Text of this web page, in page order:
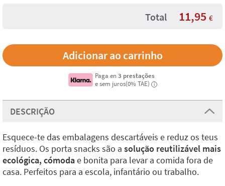
Total 11,95 €
Paga en3 prestações
e sem juros(0% TAE)
i
DESCRIÇÃO
Esquece-te das embalagens descartáveis e reduz os teus
resíduos. Os porta snacks são a solução reutilizável mais
ecológica, cómodae bonita para levar a comida fora de
casa. Perfeitos para a escola, infantário ou trabalho.